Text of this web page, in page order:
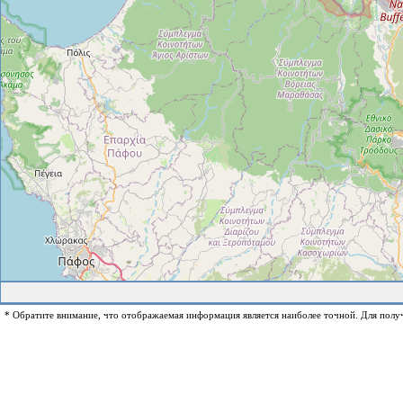
* Обратите внимание, что отображаемая информация является наиболее точной. Для